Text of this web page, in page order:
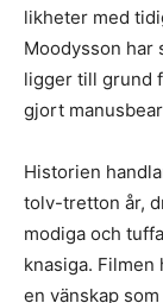
likheter med
Moodysson har
ligger till grund
gjort
Historien
tolv-tretton år,
modiga och
knasiga. Filmen
en vänskap